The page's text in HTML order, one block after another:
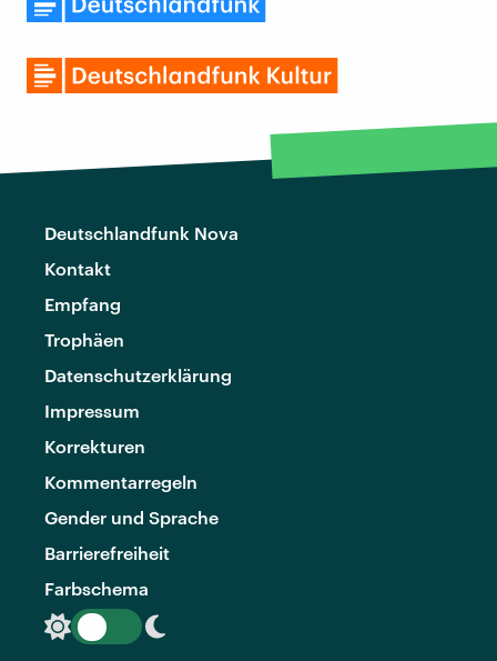
Deutschlandfunk Nova
Kontakt
Empfang
Trophäen
Datenschutzerklärung
Impressum
Korrekturen
Kommentarregeln
Gender und Sprache
Barrierefreiheit
Farbschema